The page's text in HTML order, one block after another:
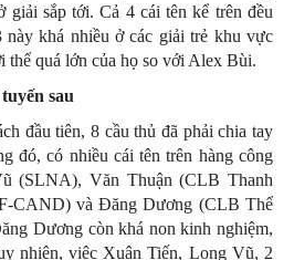
sắp tới. Cả 4 cái tên kể trên đều
khá nhiều ở các giải trẻ khu vực
thế quá lớn của họ so với Alex Bùi.
sau
đầu tiên, 8 cầu thủ đã phải chia tay
đó, có nhiều cái tên trên hàng công
(SLNA), Văn Thuận (CLB Thanh
CAND) và Đăng Dương (CLB Thể
Dương còn khá non kinh nghiệm,
nhiên, việc Xuân Tiến, Long Vũ, 2